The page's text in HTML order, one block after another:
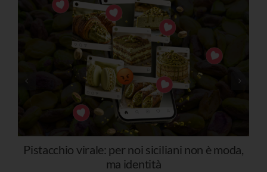
Pistacchio virale: per noi siciliani non è moda,
ma identità